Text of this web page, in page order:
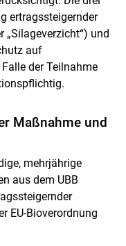
ertragssteigernder
„Silageverzicht“) und
auf
der Teilnahme
Maßnahme und
mehrjährige
aus dem UBB
EU-Bioverordnung